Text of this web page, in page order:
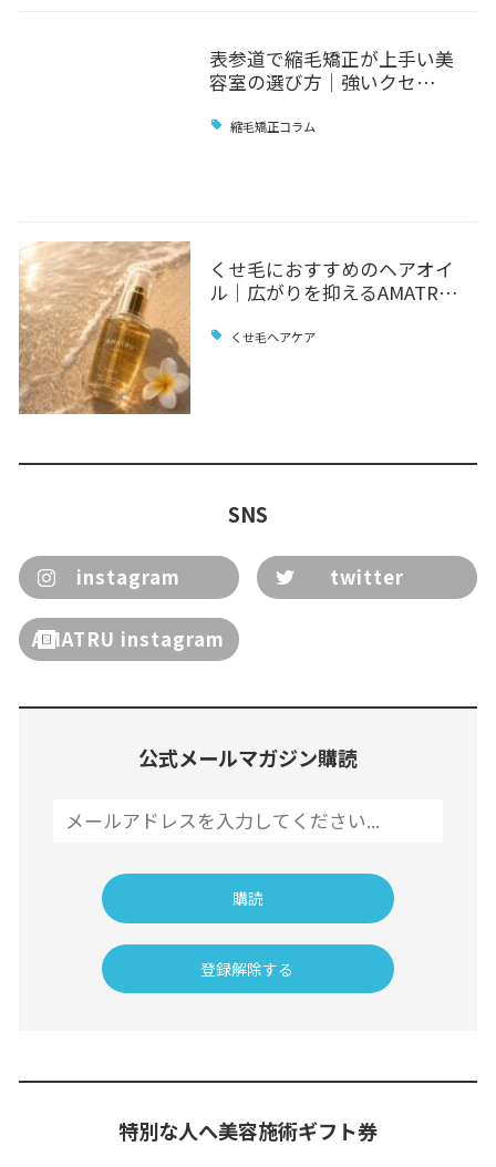
表参道で縮毛矯正が上手い美
容室の選び方｜強いクセ…
縮毛矯正コラム
くせ毛におすすめのヘアオイ
ル｜広がりを抑えるAMATR…
くせ毛ヘアケア
SNS
instagram twitter
AMATRU instagram
公式メールマガジン購読
特別な人へ美容施術ギフト券